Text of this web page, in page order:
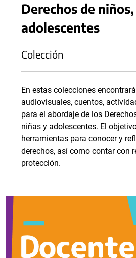
Derechos de
adolescentes
Colección
En estas colecciones
audiovisuales, cuentos,
para el abordaje de los
niñas y adolescentes. El
herramientas para conocer y
derechos, así como contar con
protección.